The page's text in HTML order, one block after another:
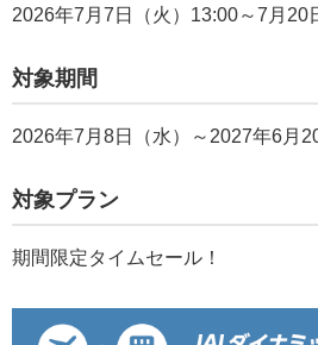
2026年7月7日（火）13:00～7月20
対象期間
2026年7月8日（水）～2027年6月
対象プラン
期間限定タイムセール！